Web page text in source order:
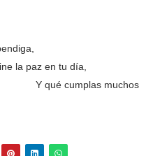
la paz en tu día,
muchos